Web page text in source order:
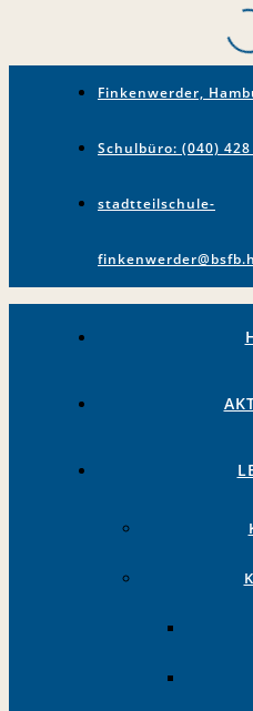
Finkenwerder,
Schulbüro: (040) 428
stadtteilschule-